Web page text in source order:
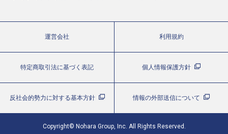
運営会社 利用規約
特定商取引法に基づく表記 個人情報保護方針
反社会的勢力に対する基本方針 情報の外部送信について
Copyright© Nohara Group, Inc. All Rights Reserved.